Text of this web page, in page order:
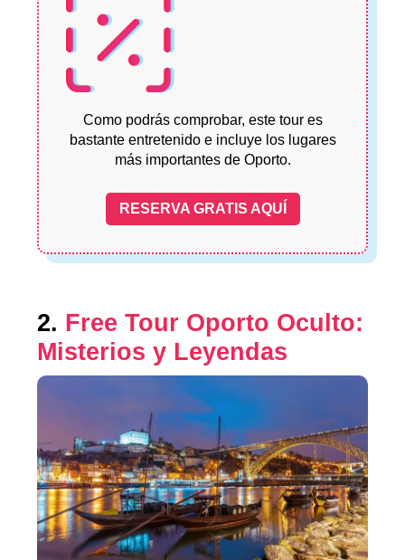
Como podrás comprobar, este tour es
bastante entretenido e incluye los lugares
más importantes de Oporto.
RESERVA GRATIS AQUÍ
2. Free Tour Oporto Oculto:
Misterios y Leyendas